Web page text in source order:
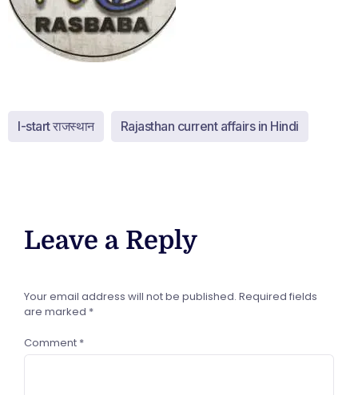
I-start राजस्थान Rajasthan current affairs in Hindi
Leave a Reply
Your email address will not be published. Required fields
are marked *
Comment *